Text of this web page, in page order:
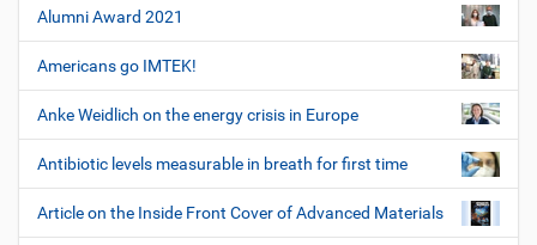
Alumni Award 2021
Americans go IMTEK!
Anke Weidlich on the energy crisis in Europe
Antibiotic levels measurable in breath for first time
Article on the Inside Front Cover of Advanced Materials